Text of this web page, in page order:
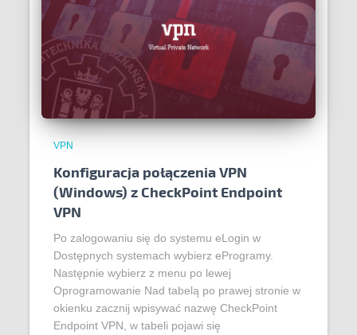
VPN
Konfiguracja połączenia VPN
(Windows) z CheckPoint Endpoint
VPN
Po zalogowaniu się do systemu eLogin w
Dostępnych systemach wybierz eProgramy.
Następnie wybierz z menu po lewej
Oprogramowanie Nad tabelą po prawej stronie w
okienku zacznij wpisywać nazwę CheckPoint
Endpoint VPN, w tabeli pojawi się